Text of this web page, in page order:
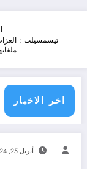
تيسمسيلت :
اخر الاخبار
يحدث
أبريل 25, 2024